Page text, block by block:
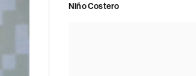
Niño Costero